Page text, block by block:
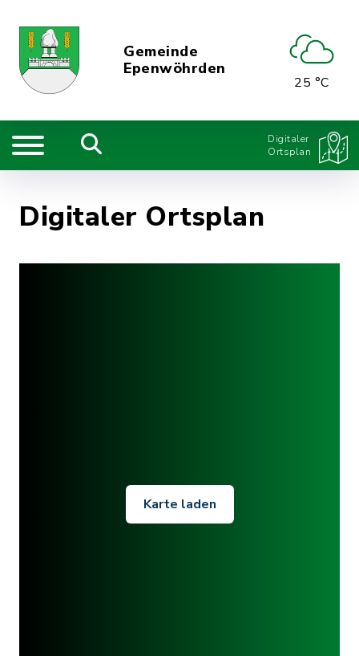
Gemeinde
Epenwöhrden
25 °C
Digitaler
Ortsplan
Digitaler Ortsplan
Karte laden